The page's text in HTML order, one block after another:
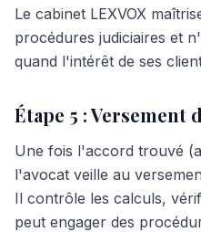
Le cabinet LEXVOX
procédures judiciaires et
quand l'intérêt de ses
Étape 5 : Versement
Une fois l'accord trouvé
l'avocat veille au
Il contrôle les calculs,
peut engager des